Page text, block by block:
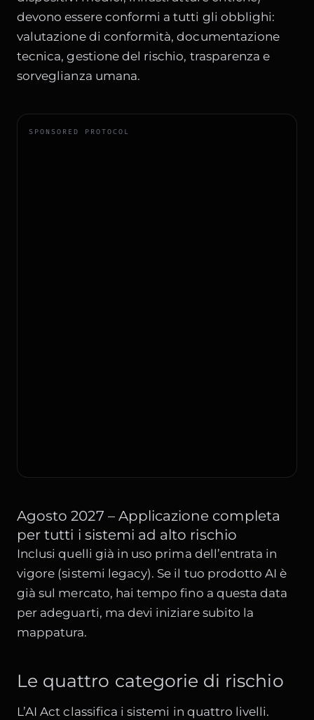
devono essere conformi a tutti gli obblighi:
valutazione di conformità, documentazione
tecnica, gestione del rischio, trasparenza e
sorveglianza umana.
SPONSORED PROTOCOL
Agosto 2027 – Applicazione completa
per tutti i sistemi ad alto rischio
Inclusi quelli già in uso prima dell’entrata in
vigore (sistemi legacy). Se il tuo prodotto AI è
già sul mercato, hai tempo fino a questa data
per adeguarti, ma devi iniziare subito la
mappatura.
Le quattro categorie di rischio
L’AI Act classifica i sistemi in quattro livelli.